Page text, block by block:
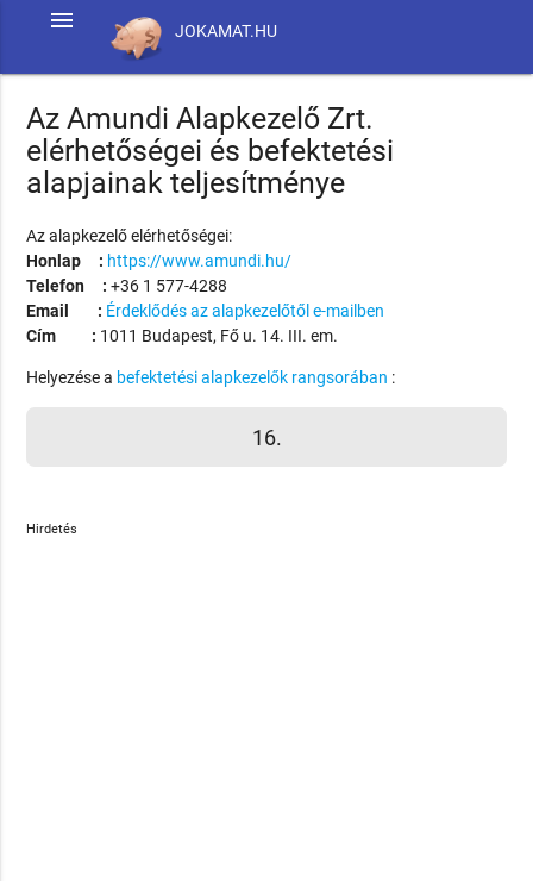
JOKAMAT.HU
menu
Az Amundi Alapkezelő Zrt.
elérhetőségei és befektetési
alapjainak teljesítménye
Az alapkezelő elérhetőségei:
Honlap : https://www.amundi.hu/
Telefon : +36 1 577-4288
Email : Érdeklődés az alapkezelőtől e-mailben
Cím : 1011 Budapest, Fő u. 14. III. em.
Helyezése a befektetési alapkezelők rangsorában :
16.
Hirdetés